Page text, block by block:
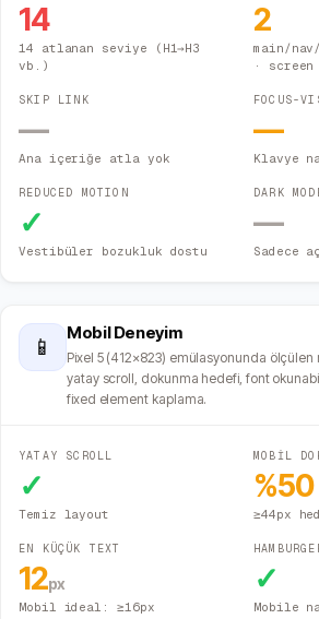
14
14 atlanan seviye (H1→H3
vb.)
2
main/
·
SKIP LINK
—
Ana içeriğe atla yok
FOCUS-
—
Klavye
REDUCED MOTION
✓
Vestibüler bozukluk dostu
DARK
—
Sadece
📱
Mobil Deneyim
Pixel 5 (412×823) emülasyonunda ölçülen
yatay scroll, dokunma hedefi, font
fixed element kaplama.
YATAY SCROLL
✓
Temiz layout
MOBİL
%50
≥44px
EN KÜÇÜK TEXT
12px
Mobil ideal: ≥16px
✓
Mobile